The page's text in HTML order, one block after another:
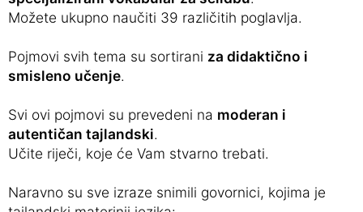
Možete ukupno naučiti 39 različitih poglavlja.
Pojmovi svih tema su sortirani za didaktično i
smisleno učenje.
Svi ovi pojmovi su prevedeni na moderan i
autentičan tajlandski.
Učite riječi, koje će Vam stvarno trebati.
Naravno su sve izraze snimili govornici, kojima je